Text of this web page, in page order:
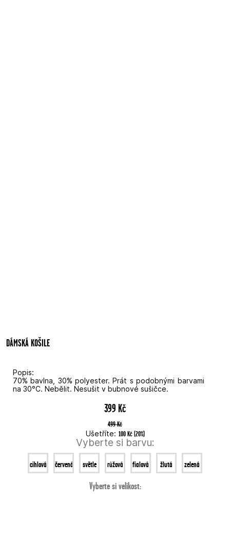
DÁMSKÁ KOŠILE
Popis:
70% bavlna, 30% polyester. Prát s podobnými barvami
na 30°C. Nebělit. Nesušit v bubnové sušičce.
399 Kč
499 Kč
Ušetříte: 100 Kč (20%)
Vyberte si barvu:
cihlová červená světle
zelená
růžová fialová žlutá zelená
Vyberte si velikost: